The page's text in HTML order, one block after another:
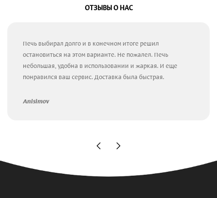
ОТЗЫВЫ О НАС
Печь выбирал долго и в конечном итоге решил
остановиться на этом варианте. Не пожалел. Печь
небольшая, удобна в использовании и жаркая. И еще
понравился ваш сервис. Доставка была быстрая.
Anisimov